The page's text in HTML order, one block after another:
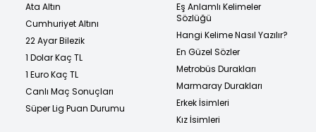
Ata Altın
Cumhuriyet Altını
22 Ayar Bilezik
1 Dolar Kaç TL
1 Euro Kaç TL
Canlı Maç Sonuçları
Süper Lig Puan Durumu
Eş Anlamlı Kelimeler
Sözlüğü
Hangi Kelime Nasıl Yazılır?
En Güzel Sözler
Metrobüs Durakları
Marmaray Durakları
Erkek İsimleri
Kız İsimleri